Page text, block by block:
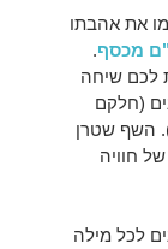
את אהבתו
מכסף.
לכם שיחה
(חלקם
השף שטרן
חוויה
לכל מילה